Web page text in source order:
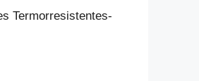
Termorresistentes-